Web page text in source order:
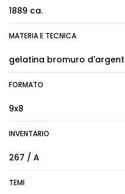
1889 ca.
MATERIA E TECNICA
gelatina bromuro
FORMATO
9x8
INVENTARIO
267 / A
TEMI